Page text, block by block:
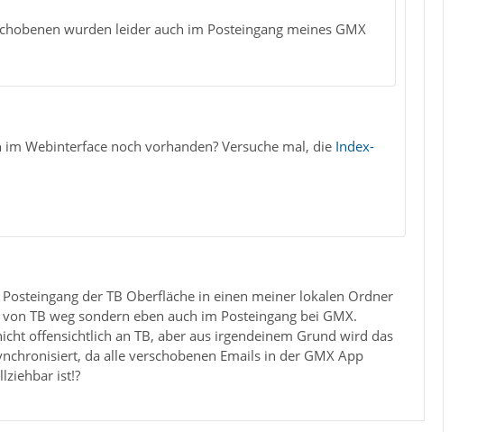
wurden leider auch im Posteingang meines GMX
Webinterface noch vorhanden? Versuche mal, die Index-
der TB Oberfläche in einen meiner lokalen Ordner
TB weg sondern eben auch im Posteingang bei GMX.
offensichtlich an TB, aber aus irgendeinem Grund wird das
da alle verschobenen Emails in der GMX App
ist!?